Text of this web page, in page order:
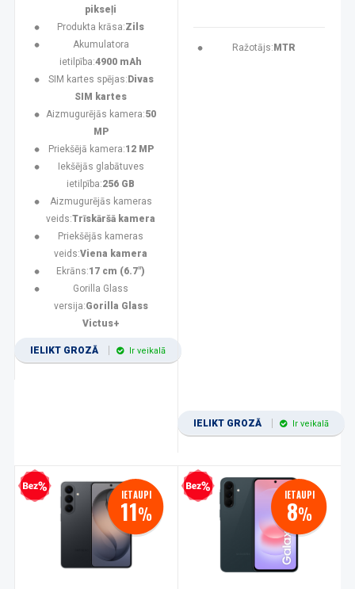
pikseļi
Produkta krāsa:Zils
Akumulatora
ietilpība:4900 mAh
SIM kartes spējas: Divas
SIM kartes
Aizmugurējās kamera:50
MP
Priekšējā kamera:12 MP
Iekšējās glabātuves
ietilpība:256 GB
Aizmugurējās kameras
veids:Trīskāršā kamera
Priekšējās kameras
veids:Viena kamera
Ekrāns:17 cm (6.7")
Gorilla Glass
versija:Gorilla Glass
Victus+
IELIKT GROZĀ Ir veikalā
Ražotājs: MTR
IELIKT GROZĀ Ir veikalā
kredīts IETAUPI
11%
Bezprocentu kredīts IETAUPI
8%